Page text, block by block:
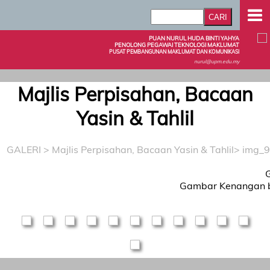
PUAN NURUL HUDA BINTI YAHYA
PENOLONG PEGAWAI TEKNOLOGI MAKLUMAT
PUSAT PEMBANGUNAN MAKLUMAT DAN KOMUNIKASI
nurul@upm.edu.my
Majlis Perpisahan, Bacaan
Yasin & Tahlil
GALERI > Majlis Perpisahan, Bacaan Yasin & Tahlil>
Gambar Kenangan